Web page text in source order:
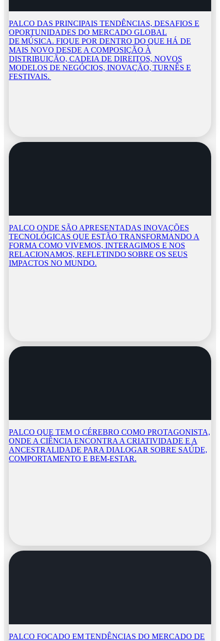
PALCO DAS PRINCIPAIS TENDÊNCIAS, DESAFIOS E
OPORTUNIDADES DO MERCADO GLOBAL
DE MÚSICA. FIQUE POR DENTRO DO QUE HÁ DE
MAIS NOVO DESDE A COMPOSIÇÃO À
DISTRIBUIÇÃO, CADEIA DE DIREITOS, NOVOS
MODELOS DE NEGÓCIOS, INOVAÇÃO, TURNÊS E
FESTIVAIS.
PALCO ONDE SÃO APRESENTADAS INOVAÇÕES
TECNOLÓGICAS QUE ESTÃO TRANSFORMANDO A
FORMA COMO VIVEMOS, INTERAGIMOS E NOS
RELACIONAMOS, REFLETINDO SOBRE OS SEUS
IMPACTOS NO MUNDO.
PALCO QUE TEM O CÉREBRO COMO PROTAGONISTA,
ONDE A CIÊNCIA ENCONTRA A CRIATIVIDADE E A
ANCESTRALIDADE PARA DIALOGAR SOBRE SAÚDE,
COMPORTAMENTO E BEM-ESTAR.
PALCO FOCADO EM TENDÊNCIAS DO MERCADO DE